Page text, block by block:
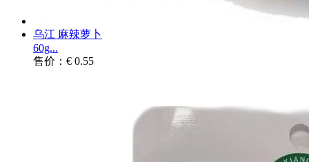
乌江 麻辣萝卜
60g...
售价：€ 0.55